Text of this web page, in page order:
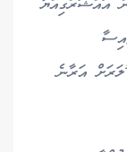
އޭގެ ގެއްލުން 330،000 ޑޮލަރަށް އަރާނެ